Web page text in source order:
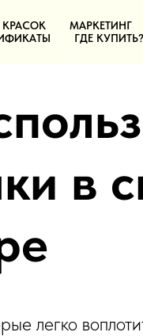
МАРКЕТИНГ
ГДЕ КУПИТЬ?
в
легко